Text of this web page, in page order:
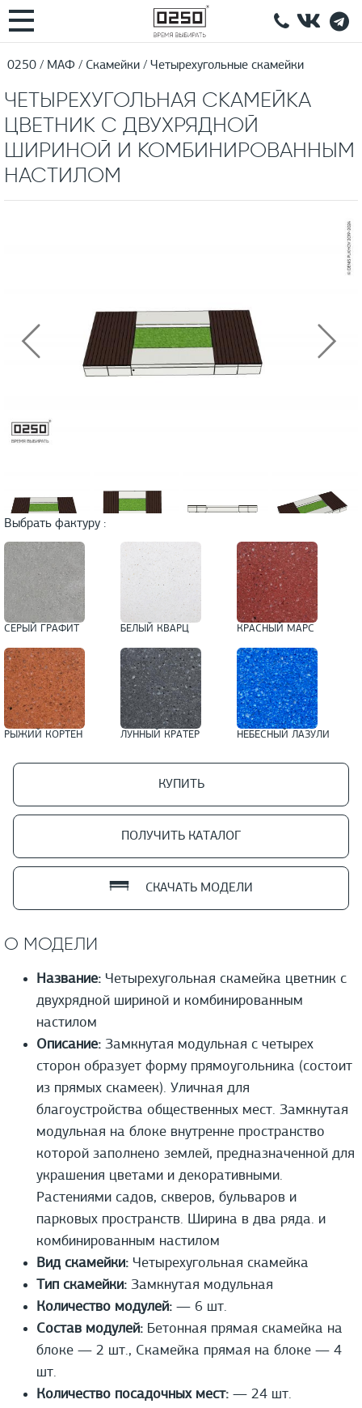
0250 МАФ Скамейки Четырехугольные скамейки
ЧЕТЫРЕХУГОЛЬНАЯ СКАМЕЙКА
ЦВЕТНИК С ДВУХРЯДНОЙ
ШИРИНОЙ И КОМБИНИРОВАННЫМ
НАСТИЛОМ
Выбрать фактуру :
СЕРЫЙ ГРАФИТ БЕЛЫЙ КВАРЦ КРАСНЫЙ МАРС
РЫЖИЙ КОРТЕН ЛУННЫЙ КРАТЕР НЕБЕСНЫЙ ЛАЗУЛИ
КУПИТЬ
ПОЛУЧИТЬ КАТАЛОГ
СКАЧАТЬ МОДЕЛИ
О МОДЕЛИ
Название: Четырехугольная скамейка цветник с
двухрядной шириной и комбинированным
настилом
Описание: Замкнутая модульная с четырех
сторон образует форму прямоугольника (состоит
из прямых скамеек). Уличная для
благоустройства общественных мест. Замкнутая
модульная на блоке внутренне пространство
которой заполнено землей, предназначенной для
украшения цветами и декоративными.
Растениями садов, скверов, бульваров и
парковых пространств. Ширина в два ряда. и
комбинированным настилом
Вид скамейки: Четырехугольная скамейка
Тип скамейки: Замкнутая модульная
Количество модулей: — 6 шт.
Состав модулей: Бетонная прямая скамейка на
блоке — 2 шт., Скамейка прямая на блоке — 4
шт.
Количество посадочных мест: — 24 шт.